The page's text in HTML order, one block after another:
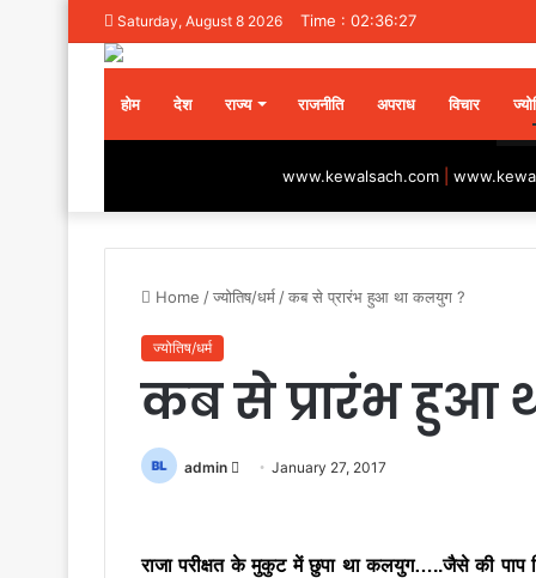
Saturday, August 8 2026 Time : 02:36:27
होम देश राज्य राजनीति अपराध विचार
www.kewalsach.com
Home /ज्योतिष/धर्म /कब से प्रारंभ हुआ था कलयुग ?
ज्योतिष/धर्म
कब से प्रारंभ हुआ
admin
SendJanuary 27, 2017
राजा परीक्षत के मुकुट में छुपा था कलयुग…..जैसे की पाप